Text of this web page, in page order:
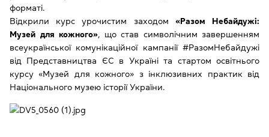
форматі.
Відкрили курс урочистим заходом «Разом Небайдужі:
Музей для кожного», що став символічним завершенням
всеукраїнської комунікаційної кампанії #РазомНебайдужі
від Представництва ЄС в Україні та стартом освітнього
курсу «Музей для кожного» з інклюзивних практик від
Національного музею історії України.